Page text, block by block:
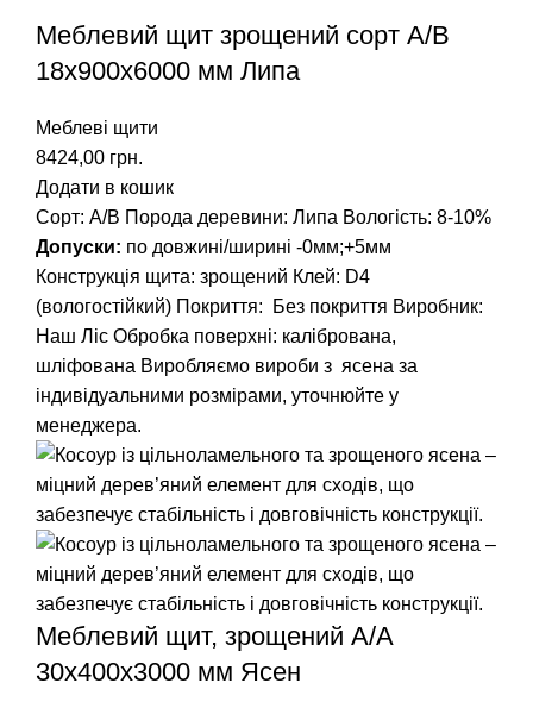
Меблевий щит зрощений сорт А/В
18х900х6000 мм Липа
Меблеві щити
8424,00 грн.
Додати в кошик
Сорт: А/В Порода деревини: Липа Вологість: 8-10%
Допуски: по довжині/ширині -0мм;+5мм
Конструкція щита: зрощений Клей: D4
(вологостійкий) Покриття: Без покриття Виробник:
Наш Ліс Обробка поверхні: калібрована,
шліфована Виробляємо вироби з ясена за
індивідуальними розмірами, уточнюйте у
менеджера.
Меблевий щит, зрощений A/А
30х400х3000 мм Ясен